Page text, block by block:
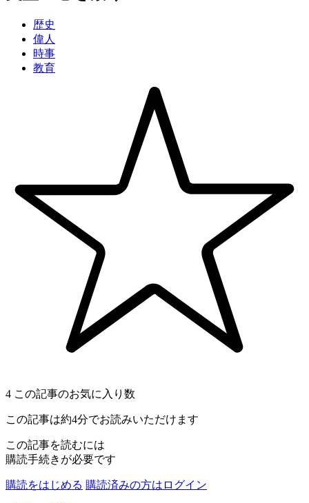
歴史
偉人
時事
教育
4 この記事のお気に入り数
この記事は約4分でお読みいただけます
この記事を読むには
購読手続きが必要です
購読をはじめる 購読済みの方はログイン